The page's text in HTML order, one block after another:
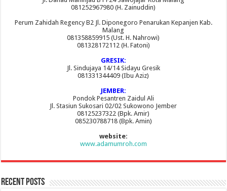
081252967980 (H. Zainuddin)
Perum Zahidah Regency B2 Jl. Diponegoro Penarukan Kepanjen Kab.
Malang
081358859915 (Ust. H. Nahrowi)
081328172112 (H. Fatoni)
GRESIK:
Jl. Sindujaya 14/14 Sidayu Gresik
081331344409 (Ibu Aziz)
JEMBER:
Pondok Pesantren Zaidul Ali
Jl. Stasiun Sukosari 02/02 Sukowono Jember
08125237322 (Bpk. Amir)
085230788718 (Bpk. Amin)
website:
www.adamumroh.com
Recent Posts